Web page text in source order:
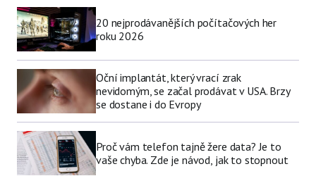
20 nejprodávanějších počítačových her
roku 2026
Oční implantát, který vrací zrak
nevidomým, se začal prodávat v USA. Brzy
se dostane i do Evropy
Proč vám telefon tajně žere data? Je to
vaše chyba. Zde je návod, jak to stopnout